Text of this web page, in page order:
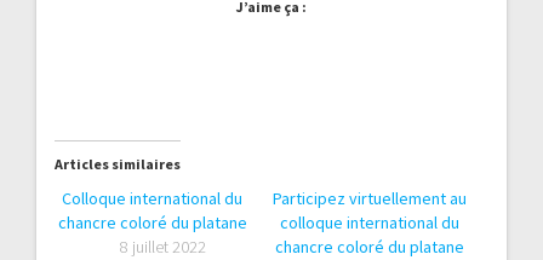
J’aime ça :
Articles similaires
Colloque international du
chancre coloré du platane
8 juillet 2022
Participez virtuellement au
colloque international du
chancre coloré du platane